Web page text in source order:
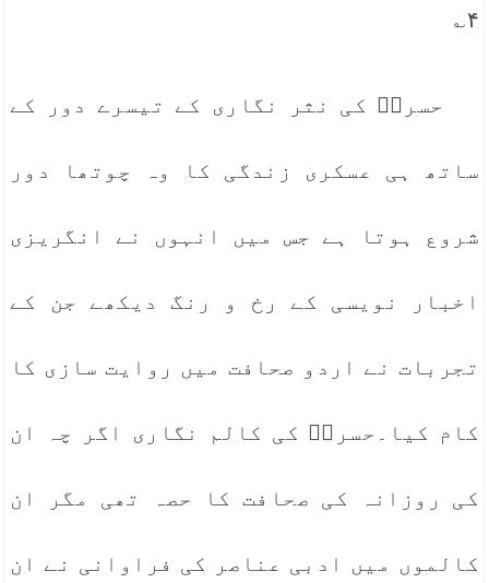
۴؎
حسرتؔ کی نثر نگاری کے تیسرے دور کے
ساتھ ہی عسکری زندگی کا وہ چوتھا دور
شروع ہوتا ہے جس میں انہوں نے انگریزی
اخبار نویسی کے رخ و رنگ دیکھے جن کے
تجربات نے اردو صحافت میں روایت سازی کا
کام کیا۔حسرتؔ کی کالم نگاری اگر چہ ان
کی روزانہ کی صحافت کا حصہ تھی مگر ان
کالموں میں ادبی عناصر کی فراوانی نے ان